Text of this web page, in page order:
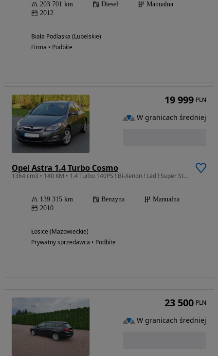
203 701 km Diesel
Manualna
2012
Biała Podlaska (Lubelskie)
Firma • Podbite
Opel Astra 1.4 Turbo Cosmo
1364 cm3 • 140 KM • 1.4 Turbo 140PS ! Bi-Xenon ! Led ! Super Stan z Niemiec !
139 315 km Benzyna
Manualna
2010
Łosice (Mazowieckie)
Prywatny sprzedawca • Podbite
19 999 PLN
W granicach średniej
23 500 PLN
W granicach średniej